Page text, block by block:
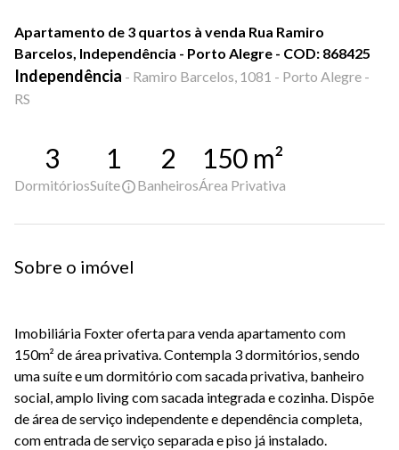
Apartamento de 3 quartos à venda Rua Ramiro
Barcelos, Independência - Porto Alegre - COD: 868425
Independência - Ramiro Barcelos, 1081 - Porto Alegre -
RS
3
Dormitórios
1
Suíte
2
Banheiros
150 m²
Área Privativa
Sobre o imóvel
Imobiliária Foxter oferta para venda apartamento com
150m² de área privativa. Contempla 3 dormitórios, sendo
uma suíte e um dormitório com sacada privativa, banheiro
social, amplo living com sacada integrada e cozinha. Dispõe
de área de serviço independente e dependência completa,
com entrada de serviço separada e piso já instalado.